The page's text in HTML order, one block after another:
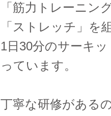
「筋力トレーニン
「ストレッチ」を
1日30分のサーキ
っています。
丁寧な研修がある